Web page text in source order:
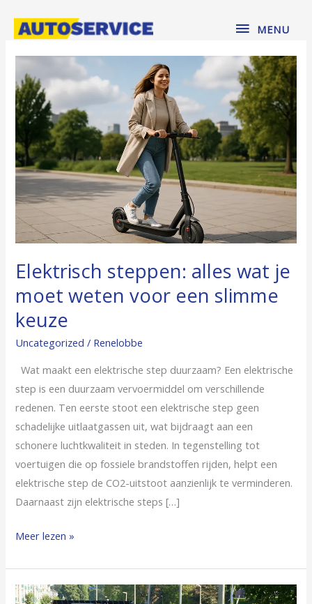
naar
MENU
MENU
Elektrisch steppen: alles wat je
moet weten voor een slimme
keuze
Uncategorized / Renelobbe
Wat maakt een elektrische step duurzaam? Een elektrische
step is een duurzaam vervoermiddel om verschillende
redenen. Ten eerste stoot een elektrische step geen
schadelijke uitlaatgassen uit, wat bijdraagt aan een
schonere luchtkwaliteit in steden. In tegenstelling tot
voertuigen die op fossiele brandstoffen rijden, helpt een
elektrische step de CO2-uitstoot aanzienlijk te verminderen.
Daarnaast zijn elektrische steps […]
steppen:
alles
wat
je
moet
weten
voor
een
slimme
Meer lezen »
Waarom